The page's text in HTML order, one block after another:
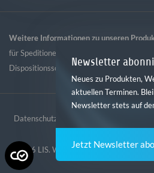
Weitere Informationen zu unseren
für Speditionen
Dispositionssoftware
© 2026 LIS. Website erstellt von der
Datenschutz
Newsletter
Neues zu Produkten,
aktuellen Terminen.
Newsletter stets auf
Jetzt Newsletter